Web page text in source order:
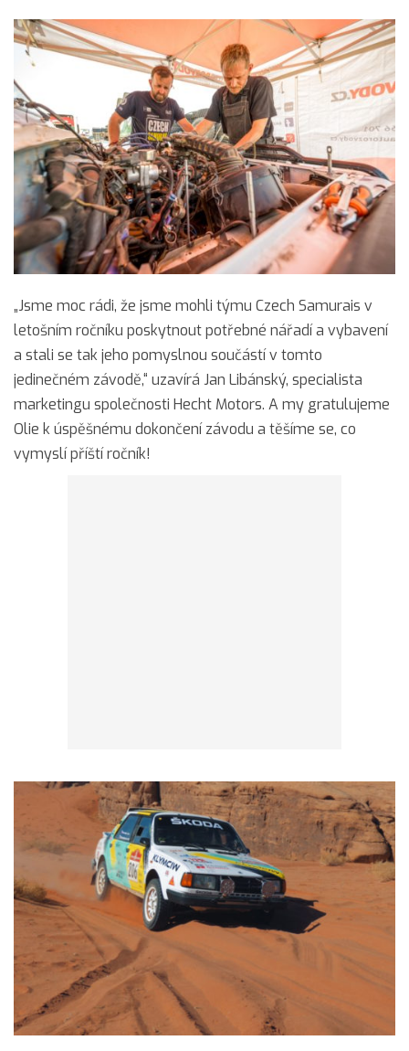
„Jsme moc rádi, že jsme mohli týmu Czech Samurais v
letošním ročníku poskytnout potřebné nářadí a vybavení
a stali se tak jeho pomyslnou součástí v tomto
jedinečném závodě,“ uzavírá Jan Libánský, specialista
marketingu společnosti Hecht Motors. A my gratulujeme
Olie k úspěšnému dokončení závodu a těšíme se, co
vymyslí příští ročník!